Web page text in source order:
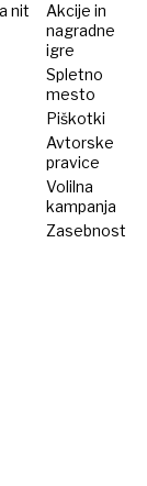
nit
Akcije in
nagradne
igre
Spletno
mesto
Piškotki
Avtorske
pravice
Volilna
kampanja
Zasebnost